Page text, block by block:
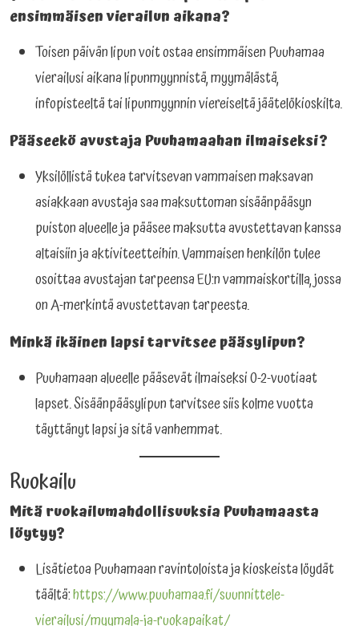
ensimmäisen vierailun aikana?
Toisen päivän lipun voit ostaa ensimmäisen Puuhamaa
vierailusi aikana lipunmyynnistä, myymälästä,
infopisteeltä tai lipunmyynnin viereiseltä jäätelökioskilta.
Pääseekö avustaja Puuhamaahan ilmaiseksi?
Yksilöllistä tukea tarvitsevan vammaisen maksavan
asiakkaan avustaja saa maksuttoman sisäänpääsyn
puiston alueelle ja pääsee maksutta avustettavan kanssa
altaisiin ja aktiviteetteihin. Vammaisen henkilön tulee
osoittaa avustajan tarpeensa EU:n vammaiskortilla, jossa
on A-merkintä avustettavan tarpeesta.
Minkä ikäinen lapsi tarvitsee pääsylipun?
Puuhamaan alueelle pääsevät ilmaiseksi 0-2-vuotiaat
lapset. Sisäänpääsylipun tarvitsee siis kolme vuotta
täyttänyt lapsi ja sitä vanhemmat.
Ruokailu
Mitä ruokailumahdollisuuksia Puuhamaasta
löytyy?
Lisätietoa Puuhamaan ravintoloista ja kioskeista löydät
täältä:https://www.puuhamaa.fi/suunnittele-
vierailusi/myymala-ja-ruokapaikat/